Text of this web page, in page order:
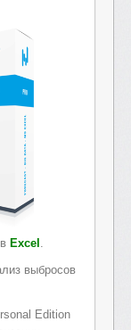
Excel .
выбросов
Edition